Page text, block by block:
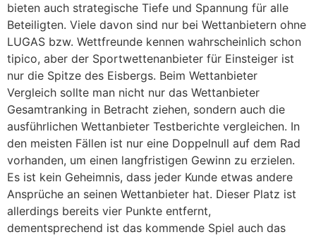
bieten auch strategische Tiefe und Spannung für alle
Beteiligten. Viele davon sind nur bei Wettanbietern ohne
LUGAS bzw. Wettfreunde kennen wahrscheinlich schon
tipico, aber der Sportwettenanbieter für Einsteiger ist
nur die Spitze des Eisbergs. Beim Wettanbieter
Vergleich sollte man nicht nur das Wettanbieter
Gesamtranking in Betracht ziehen, sondern auch die
ausführlichen Wettanbieter Testberichte vergleichen. In
den meisten Fällen ist nur eine Doppelnull auf dem Rad
vorhanden, um einen langfristigen Gewinn zu erzielen.
Es ist kein Geheimnis, dass jeder Kunde etwas andere
Ansprüche an seinen Wettanbieter hat. Dieser Platz ist
allerdings bereits vier Punkte entfernt,
dementsprechend ist das kommende Spiel auch das